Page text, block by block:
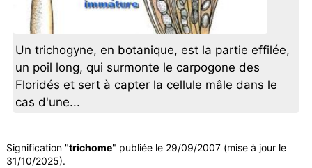
Un trichogyne, en botanique, est la partie effilée,
un poil long, qui surmonte le carpogone des
Floridés et sert à capter la cellule mâle dans le
cas d'une...
Signification "trichome" publiée le 29/09/2007 (mise à jour le
31/10/2025).